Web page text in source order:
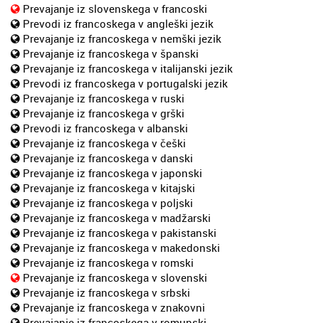
Prevajanje iz slovenskega v francoski
Prevodi iz francoskega v angleški jezik
Prevajanje iz francoskega v nemški jezik
Prevajanje iz francoskega v španski
Prevajanje iz francoskega v italijanski jezik
Prevodi iz francoskega v portugalski jezik
Prevajanje iz francoskega v ruski
Prevajanje iz francoskega v grški
Prevodi iz francoskega v albanski
Prevajanje iz francoskega v češki
Prevajanje iz francoskega v danski
Prevajanje iz francoskega v japonski
Prevajanje iz francoskega v kitajski
Prevajanje iz francoskega v poljski
Prevajanje iz francoskega v madžarski
Prevajanje iz francoskega v pakistanski
Prevajanje iz francoskega v makedonski
Prevajanje iz francoskega v romski
Prevajanje iz francoskega v slovenski
Prevajanje iz francoskega v srbski
Prevajanje iz francoskega v znakovni